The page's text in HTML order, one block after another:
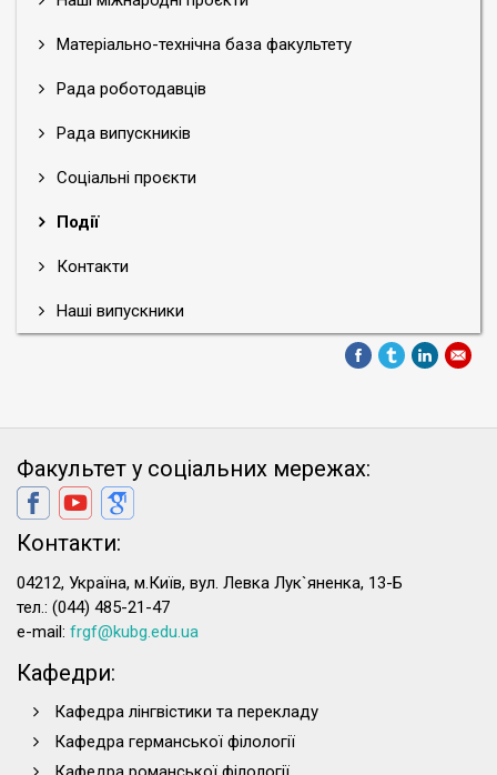
Матеріально-технічна база факультету
Рада роботодавців
Рада випускників
Соціальні проєкти
Події
Контакти
Наші випускники
Факультет у соціальних мережах:
Контакти:
04212, Україна, м.Київ, вул. Левка Лук`яненка, 13-Б
тел.: (044) 485-21-47
e-mail: frgf@kubg.edu.ua
Кафедри:
Кафедра лінгвістики та перекладу
Кафедра германської філології